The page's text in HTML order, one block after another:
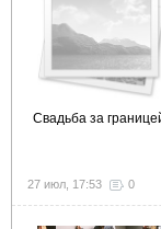
Свадьба за
27 июл, 17:53 0